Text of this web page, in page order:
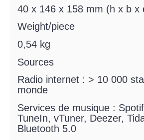
40 x 146 x 158 mm (h x b x
Weight/piece
0,54 kg
Sources
Radio internet : > 10 000
monde
Services de musique :
TuneIn, vTuner, Deezer,
Bluetooth 5.0